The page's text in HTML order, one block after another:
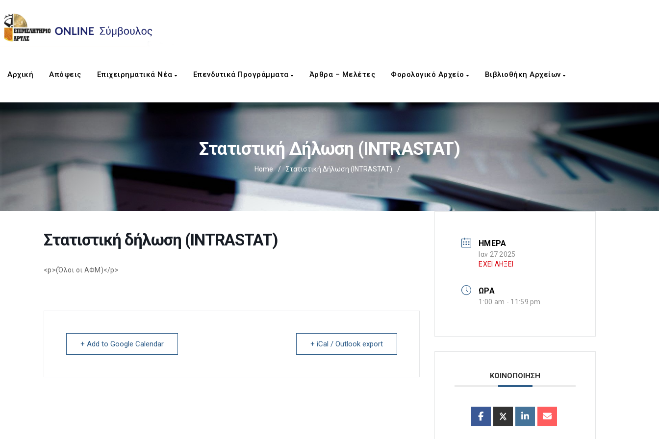
Αρχική Απόψεις Επιχειρηματικά Νέα Επενδυτικά Προγράμματα Άρθρα – Μελέτες Φορολογικό Αρχείο Βιβλιοθήκη Αρχείων
Στατιστική Δήλωση (INTRASTAT)
Home / Στατιστική Δήλωση (INTRASTAT) /
Στατιστική δήλωση (INTRASTAT)
<p>(Όλοι οι ΑΦΜ)</p>
+ Add to Google Calendar + iCal / Outlook export
ΗΜΕΡΑ
Ιαν 27 2025
ΕΧΕΙ ΛΗΞΕΙ
ΩΡΑ
1:00 am - 11:59 pm
ΚΟΙΝΟΠΟΙΗΣΗ